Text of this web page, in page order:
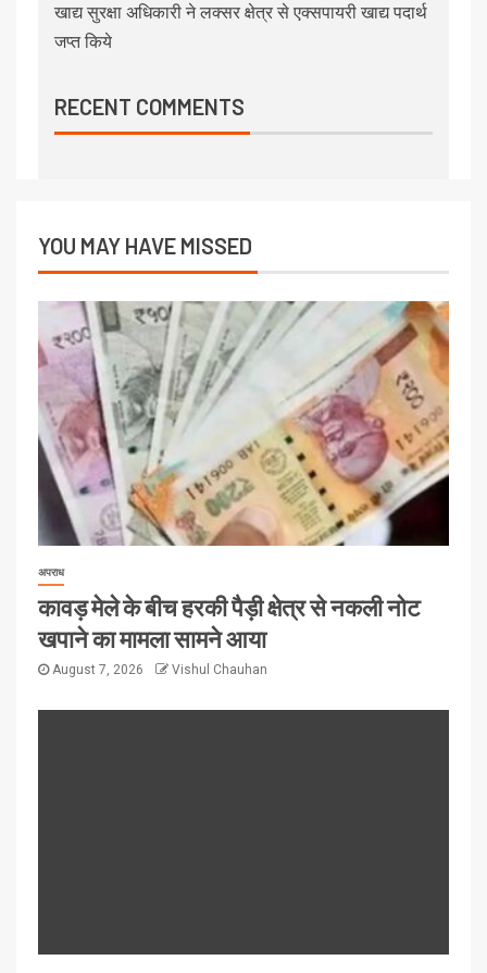
खाद्य सुरक्षा अधिकारी ने लक्सर क्षेत्र से एक्सपायरी खाद्य पदार्थ
जप्त किये
RECENT COMMENTS
YOU MAY HAVE MISSED
अपराध
कावड़ मेले के बीच हरकी पैड़ी क्षेत्र से नकली नोट
खपाने का मामला सामने आया
August 7, 2026 Vishul Chauhan